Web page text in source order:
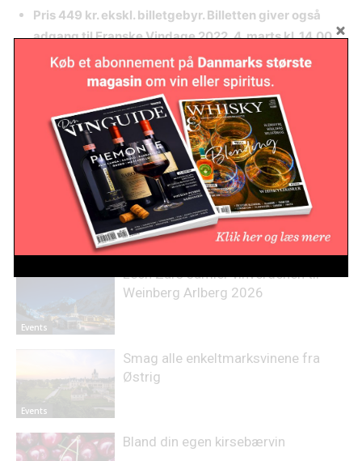
Pris 449 kr. ekskl. billetgebyr. Billetten giver også
adgang til Franske Vindage 2022, 4. marts kl. 14.00-
16.30 eller kl. 17.30-20.00.
RELATED ARTICLES
Events
Lech Zürs samler vinverdenen til
Weinberg Arlberg 2026
Events
Smag alle enkeltmarksvinene fra
Østrig
Bland din egen kirsebærvin